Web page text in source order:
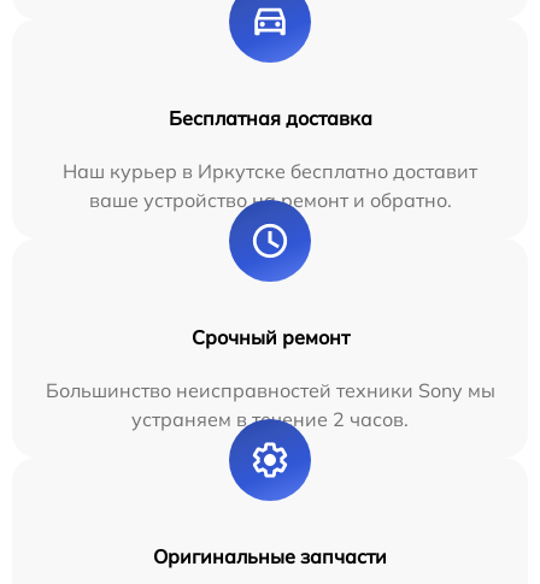
Бесплатная доставка
Наш курьер в Иркутске бесплатно доставит
ваше устройство на ремонт и обратно.
Срочный ремонт
Большинство неисправностей техники Sony мы
устраняем в течение 2 часов.
Оригинальные запчасти